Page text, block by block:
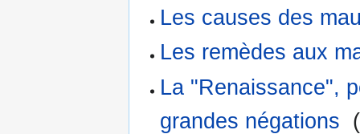
Les causes des
Les remèdes aux
La "Renaissance",
grandes négations (